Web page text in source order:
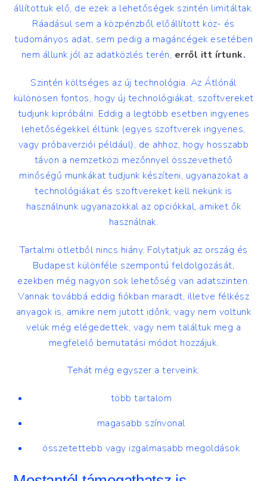
állítottuk elő, de ezek a lehetőségek szintén limitáltak.
Ráadásul sem a közpénzből előállított köz- és
tudományos adat, sem pedig a magáncégek esetében
nem állunk jól az adatközlés terén, erről itt írtunk.
Szintén költséges az új technológia. Az Átlónál
különösen fontos, hogy új technológiákat, szoftvereket
tudjunk kipróbálni. Eddig a legtöbb esetben ingyenes
lehetőségekkel éltünk (egyes szoftverek ingyenes,
vagy próbaverziói például), de ahhoz, hogy hosszabb
távon a nemzetközi mezőnnyel összevethető
minőségű munkákat tudjunk készíteni, ugyanazokat a
technológiákat és szoftvereket kell nekünk is
használnunk ugyanazokkal az opciókkal, amiket ők
használnak.
Tartalmi ötletből nincs hiány. Folytatjuk az ország és
Budapest különféle szempontú feldolgozását,
ezekben még nagyon sok lehetőség van adatszinten.
Vannak továbbá eddig fiókban maradt, illetve félkész
anyagok is, amikre nem jutott időnk, vagy nem voltunk
velük még elégedettek, vagy nem találtuk meg a
megfelelő bemutatási módot hozzájuk.
Tehát még egyszer a terveink:
több tartalom
magasabb színvonal
összetettebb vagy izgalmasabb megoldások